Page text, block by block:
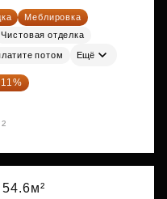
Меблировка
Чистовая отделка
потом Ещё
54.6м²